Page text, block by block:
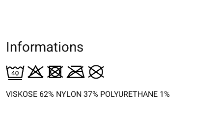
Informations
VISKOSE 62% NYLON 37% POLYURETHANE 1%